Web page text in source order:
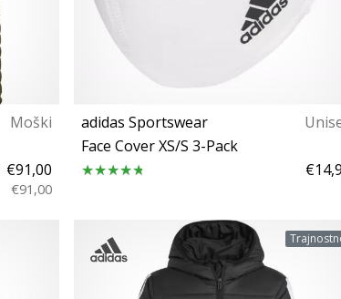
Moški
€91,00
€91,00
adidas Sportswear
Face Cover XS/S 3-Pack
Univerzalna velikost